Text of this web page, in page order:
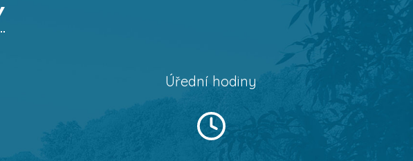
Úřední hodiny